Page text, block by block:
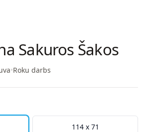
Sakuros Šakos
•Roku darbs
114 x 71